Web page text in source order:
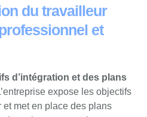
du travailleur
et
d’intégration et des plans
expose les objectifs
et met en place des plans